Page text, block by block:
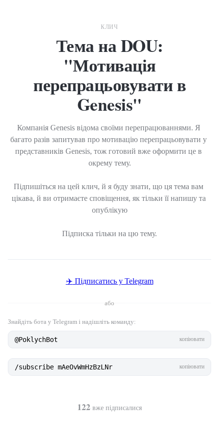
КЛИЧ
Тема на DOU:
"Мотивація
перепрацьовувати в
Genesis"
Компанія Genesis відома своїми перепрацюваннями. Я
багато разів запитував про мотивацію перепрацьовувати у
представників Genesis, тож готовий вже оформити це в
окрему тему.
Підпишіться на цей клич, й я буду знати, що ця тема вам
цікава, й ви отримаєте сповіщення, як тільки її напишу та
опублікую
Підписка тільки на цю тему.
✈️ Підписатись у Telegram
або
Знайдіть бота у Telegram і надішліть команду:
@PoklychBot копіювати
/subscribe mAeOvWmHzBzLNr копіювати
122 вже підписалися